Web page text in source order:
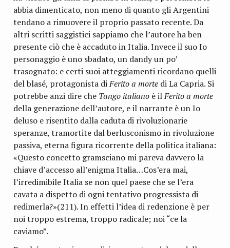
abbia dimenticato, non meno di quanto gli Argentini
tendano a rimuovere il proprio passato recente. Da
altri scritti saggistici sappiamo che l’autore ha ben
presente ciò che è accaduto in Italia. Invece il suo Io
personaggio è uno sbadato, un dandy un po’
trasognato: e certi suoi atteggiamenti ricordano quelli
del blasé, protagonista diFerito a morte di La Capria. Si
potrebbe anzi dire che Tango italiano è ilFerito a morte
della generazione dell’autore, e il narrante è un Io
deluso e risentito dalla caduta di rivoluzionarie
speranze, tramortite dal berlusconismo in rivoluzione
passiva, eterna figura ricorrente della politica italiana:
«Questo concetto gramsciano mi pareva davvero la
chiave d’accesso all’enigma Italia…Cos’era mai,
l’irredimibile Italia se non quel paese che se l’era
cavata a dispetto di ogni tentativo progressista di
redimerla?»(211). In effetti l’idea di redenzione è per
noi troppo estrema, troppo radicale; noi “ce la
caviamo”.